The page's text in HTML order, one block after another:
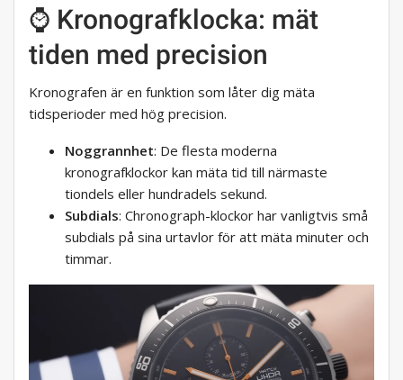
⌚ Kronografklocka: mät
tiden med precision
Kronografen är en funktion som låter dig mäta
tidsperioder med hög precision.
Noggrannhet: De flesta moderna
kronografklockor kan mäta tid till närmaste
tiondels eller hundradels sekund.
Subdials: Chronograph-klockor har vanligtvis små
subdials på sina urtavlor för att mäta minuter och
timmar.